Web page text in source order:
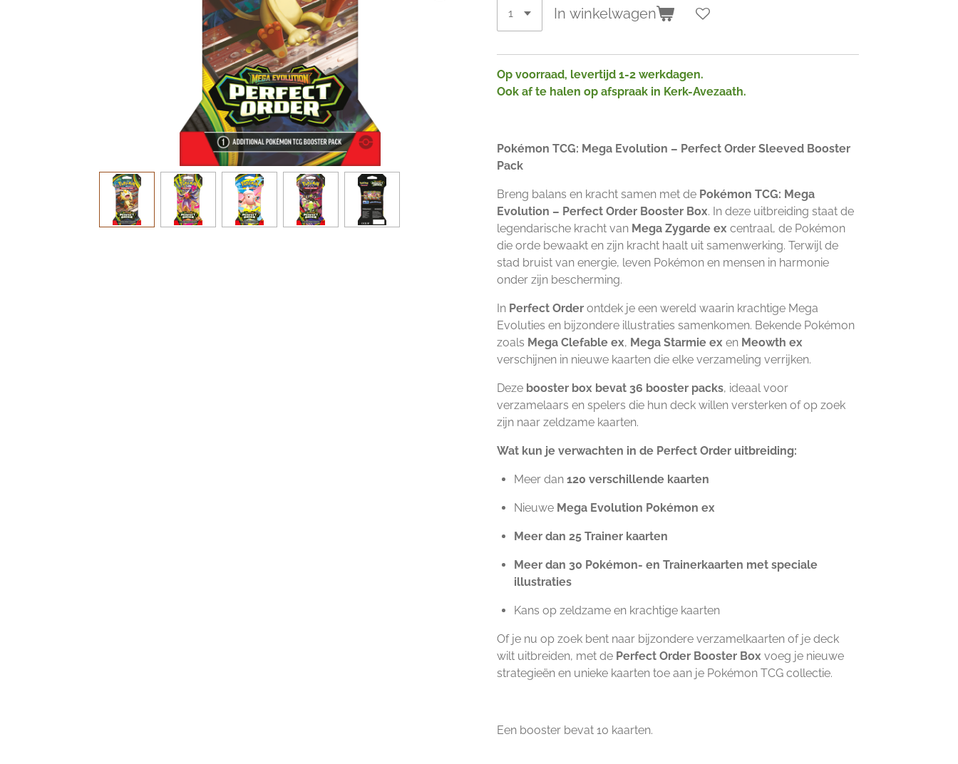
In winkelwagen
Op voorraad, levertijd 1-2 werkdagen.
Ook af te halen op afspraak in Kerk-Avezaath.
Pokémon TCG: Mega Evolution – Perfect Order Sleeved Booster
Pack
Breng balans en kracht samen met de Pokémon TCG: Mega
Evolution – Perfect Order Booster Box. In deze uitbreiding staat de
legendarische kracht van Mega Zygarde ex centraal, de Pokémon
die orde bewaakt en zijn kracht haalt uit samenwerking. Terwijl de
stad bruist van energie, leven Pokémon en mensen in harmonie
onder zijn bescherming.
In Perfect Order ontdek je een wereld waarin krachtige Mega
Evoluties en bijzondere illustraties samenkomen. Bekende Pokémon
zoals Mega Clefable ex, Mega Starmie ex en Meowth ex
verschijnen in nieuwe kaarten die elke verzameling verrijken.
Deze booster box bevat 36 booster packs, ideaal voor
verzamelaars en spelers die hun deck willen versterken of op zoek
zijn naar zeldzame kaarten.
Wat kun je verwachten in de Perfect Order uitbreiding:
Meer dan 120 verschillende kaarten
Nieuwe Mega Evolution Pokémon ex
Meer dan 25 Trainer kaarten
Meer dan 30 Pokémon- en Trainerkaarten met speciale
illustraties
Kans op zeldzame en krachtige kaarten
Of je nu op zoek bent naar bijzondere verzamelkaarten of je deck
wilt uitbreiden, met de Perfect Order Booster Box voeg je nieuwe
strategieën en unieke kaarten toe aan je Pokémon TCG collectie.
Een booster bevat 10 kaarten.